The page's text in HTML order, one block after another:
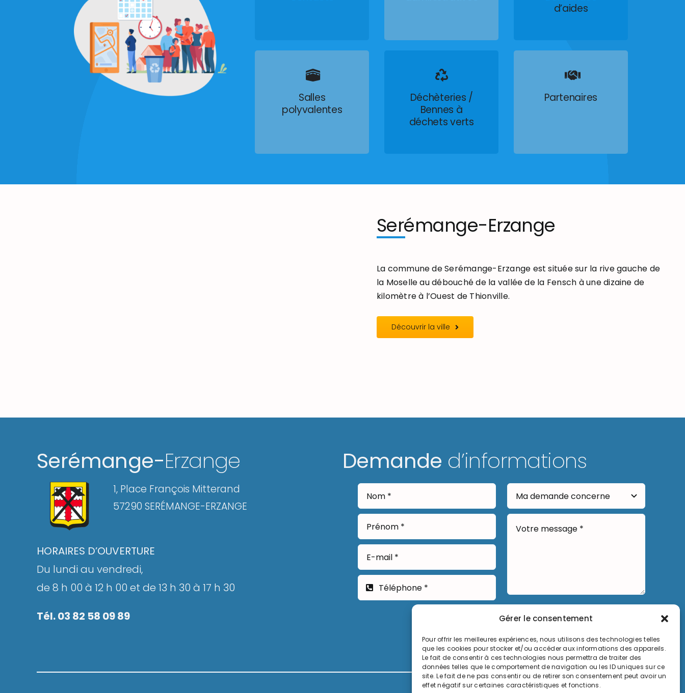
Gérer le consentement
Pour offrir les meilleures expériences, nous utilisons des technologies telles
que les cookies pour stocker et/ou accéder aux informations des appareils.
Le fait de consentir à ces technologies nous permettra de traiter des
données telles que le comportement de navigation ou les ID uniques sur ce
site. Le fait de ne pas consentir ou de retirer son consentement peut avoir un
effet négatif sur certaines caractéristiques et fonctions.
d’aides
Salles
polyvalentes
Déchèteries /
Bennes à
déchets verts
Partenaires
Serémange-Erzange
La commune de Serémange-Erzange est située sur la rive gauche de
la Moselle au débouché de la vallée de la Fensch à une dizaine de
kilomètre à l’Ouest de Thionville.
Découvrir la ville
Serémange-Erzange
1, Place François Mitterand
57290 SERÉMANGE-ERZANGE
HORAIRES D’OUVERTURE
Du lundi au vendredi,
de 8 h 00 à 12 h 00 et de 13 h 30 à 17 h 30
Tél. 03 82 58 09 89
Demande d’informations
Envoyer